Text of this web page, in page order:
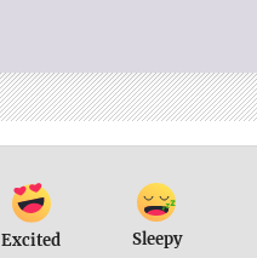
Excited Sleepy